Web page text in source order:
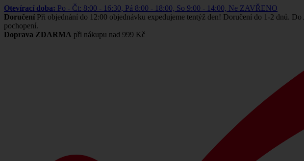
Otevírací doba: Po - Čt: 8:00 - 16:30, Pá 8:00 - 18:00, So 9:00 - 14:00, Ne ZAVŘENO
Doručení Při objednání do 12:00 objednávku expedujeme tentýž den! Doručení do 1-2 dnů.
pochopení.
Doprava ZDARMA při nákupu nad 999 Kč